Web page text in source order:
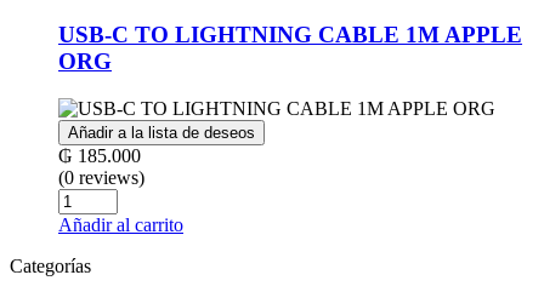
USB-C TO LIGHTNING CABLE 1M APPLE
ORG
Añadir a la lista de deseos
₲ 185.000
(0 reviews)
Cantidad
Añadir al carrito
Categorías